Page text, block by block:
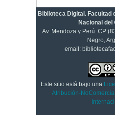
Biblioteca Digital. Facultad
Nacional del
Av. Mendoza y Perú. CP
Negro,
email:
Este sitio está bajo una
Atribución-